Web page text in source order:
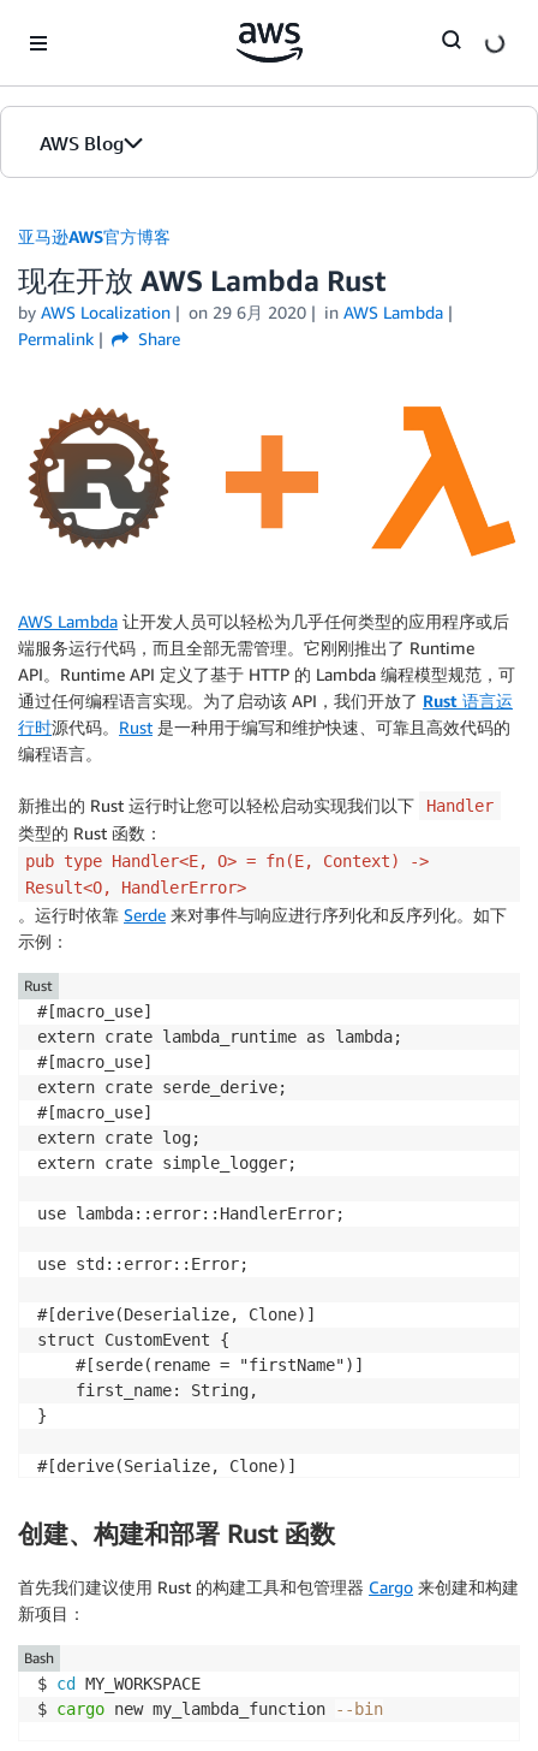
AWS Blog
首页
版本
亚马逊AWS官方博客
现在开放 AWS Lambda Rust
by AWS Localization on 29 6月 2020 in AWS Lambda
Permalink
Share
AWS Lambda 让开发人员可以轻松为几乎任何类型的应用程序或后
端服务运行代码，而且全部无需管理。它刚刚推出了 Runtime
API。Runtime API 定义了基于 HTTP 的 Lambda 编程模型规范，可
通过任何编程语言实现。为了启动该 API，我们开放了 Rust 语言运
行时源代码。 Rust 是一种用于编写和维护快速、可靠且高效代码的
编程语言。
新推出的 Rust 运行时让您可以轻松启动实现我们以下 Handler
类型的 Rust 函数：
pub type Handler<E, O> = fn(E, Context) ->
Result<O, HandlerError>
。运行时依靠 Serde 来对事件与响应进行序列化和反序列化。如下
示例：
#[macro_use]
extern crate lambda_runtime as lambda;
#[macro_use]
extern crate serde_derive;
#[macro_use]
extern crate log;
extern crate simple_logger;
use lambda::error::HandlerError;
use std::error::Error;
#[derive(Deserialize, Clone)]
struct CustomEvent {
    #[serde(rename = "firstName")]
    first_name: String,
}
#[derive(Serialize, Clone)]
    message: String,
}
fn main() -> Result<(), Box<dyn Error>> {
    lambda!(my_handler);
    Ok(())
}
Rust
创建、构建和部署 Rust 函数
首先我们建议使用 Rust 的构建工具和包管理器 Cargo 来创建和构建
新项目：
$ cd
MY_WORKSPACE
$ cargo new my_lambda_function --bin
Bash